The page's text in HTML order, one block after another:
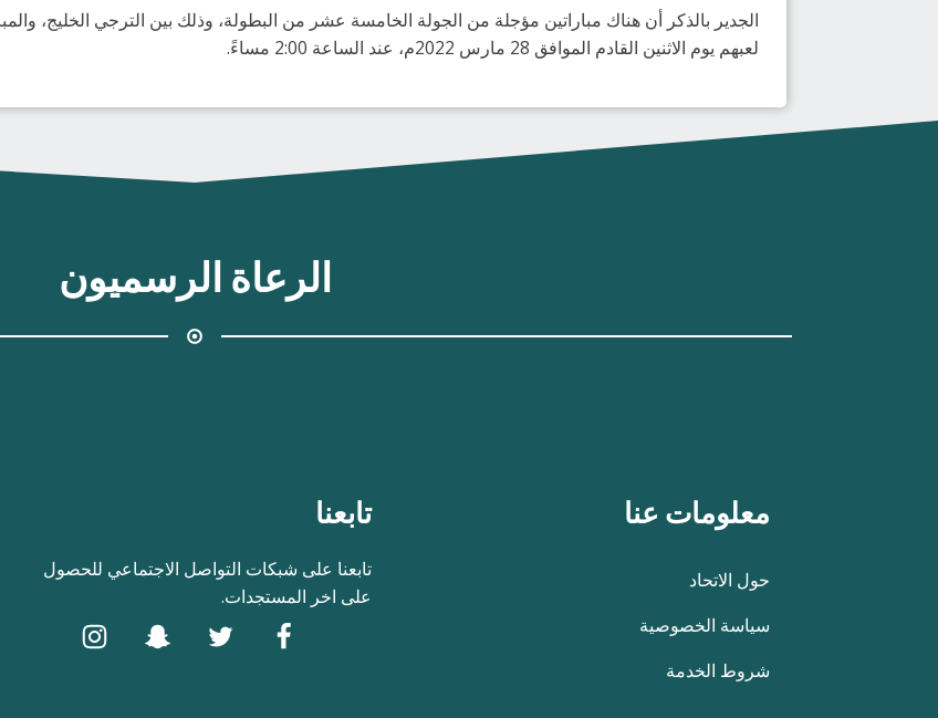
الجدير بالذكر أن هناك مباراتين مؤجلة من الجولة الخامسة عشر من البطولة، وذلك بين الترجي الخليج،
لعبهم يوم الاثنين القادم الموافق 28 مارس 2022م، عند الساعة 2:00 مساءً.
الرعاة الرسميون
معلومات عنا
حول الاتحاد
سياسة الخصوصية
شروط الخدمة
تابعنا
تابعنا على شبكات التواصل الاجتماعي للحصول
على اخر المستجدات.